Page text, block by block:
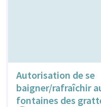
Autorisation de se
baigner/rafraîchir
fontaines des